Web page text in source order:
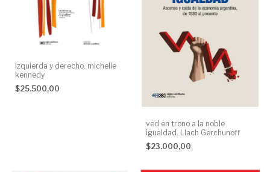
izquierda y derecho. michelle
kennedy
$25.500,00
ved en trono a la noble
igualdad. Llach Gerchunoff
$23.000,00